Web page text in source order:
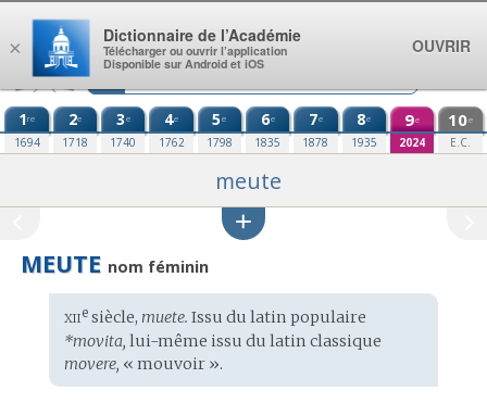
Aller au contenu
1re
1694
2e
1718
3e
1740
4e
1762
5e
1798
6e
1835
7e
1878
8e
1935
9e
2024
10e
E.C.
meute
MEUTE nom féminin
Étymologie
:
xiiesiècle, muete. Issu du latin populaire
*movita, lui-même issu du latin classique
movere, « mouvoir ».
×
Dictionnaire de l’Académie
Télécharger ou ouvrir l’application
Disponible sur Android et iOS
OUVRIR